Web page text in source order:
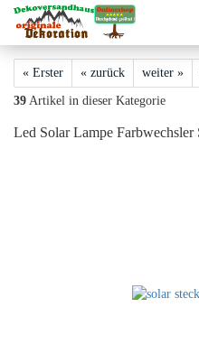
« Erster « zurück weiter »
39 Artikel in dieser Kategorie
Led Solar Lampe